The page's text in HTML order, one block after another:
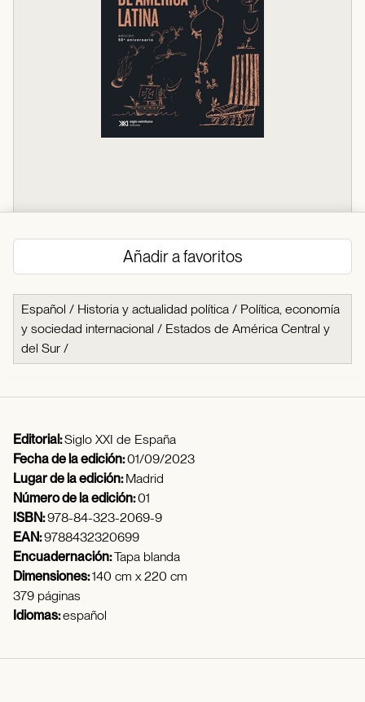
Añadir a favoritos
Español / Historia y actualidad política / Política, economía
y sociedad internacional / Estados de América Central y
del Sur /
Editorial:Siglo XXI de España
Fecha de la edición:01/09/2023
Lugar de la edición:Madrid
Número de la edición:01
ISBN:978-84-323-2069-9
EAN:9788432320699
Encuadernación:Tapa blanda
Dimensiones:140 cm x 220 cm
379 páginas
Idiomas:español